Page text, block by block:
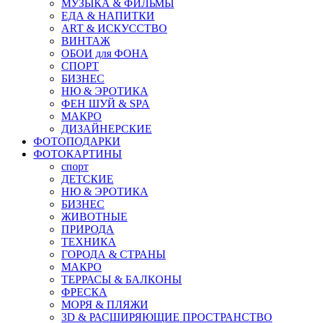
МУЗЫКА & ФИЛЬМЫ
ЕДА & НАПИТКИ
ART & ИСКУССТВО
ВИНТАЖ
ОБОИ для ФОНА
СПОРТ
БИЗНЕС
НЮ & ЭРОТИКА
ФЕН ШУЙ & SPA
МАКРО
ДИЗАЙНЕРСКИЕ
ФОТОПОДАРКИ
ФОТОКАРТИНЫ
спорт
ДЕТСКИЕ
НЮ & ЭРОТИКА
БИЗНЕС
ЖИВОТНЫЕ
ПРИРОДА
ТЕХНИКА
ГОРОДА & СТРАНЫ
МАКРО
ТЕРРАСЫ & БАЛКОНЫ
ФРЕСКА
МОРЯ & ПЛЯЖИ
3D & РАСШИРЯЮЩИЕ ПРОСТРАНСТВО